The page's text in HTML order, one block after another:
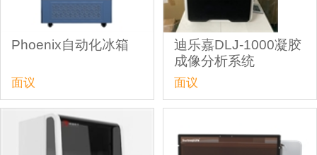
Phoenix自动化冰箱
面议
迪乐嘉DLJ-1000凝胶
成像分析系统
面议